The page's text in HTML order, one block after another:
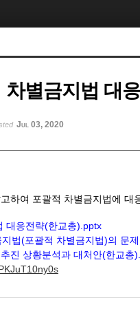
차별금지법 대
Jul 03, 2020
하여 포괄적 차별금지법에 대
대응전략(한교총).pptx
법(포괄적 차별금지법)의 문
진 상황분석과 대처안(한교총